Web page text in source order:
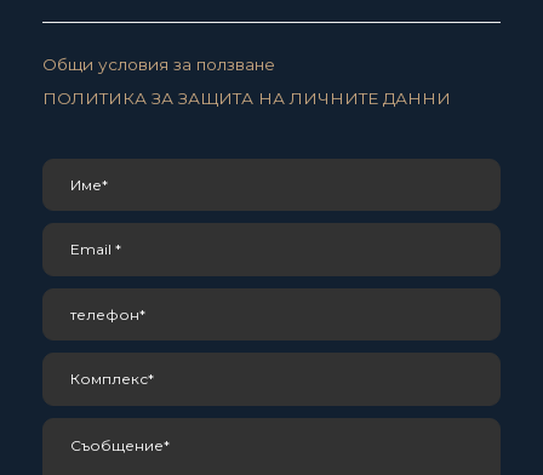
Общи условия за ползване
ПОЛИТИКА ЗА ЗАЩИТА НА ЛИЧНИТЕ ДАННИ